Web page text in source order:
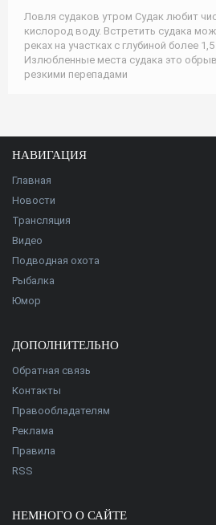
Ловля судаков утром Судак любит
кислород воду. Встретить судака
реках на участках с глубиной более
Излюбленные места судака это
резкими перепадами
НАВИГАЦИЯ
Главная
Новости
Трансляция
Видео
Подводная охота
Рыбалка
Юмор
ДОПОЛНИТЕЛЬНО
Обратная связь
Контакты
Правообладателям
Реклама
Правила
RSS
НЕМНОГО О САЙТЕ